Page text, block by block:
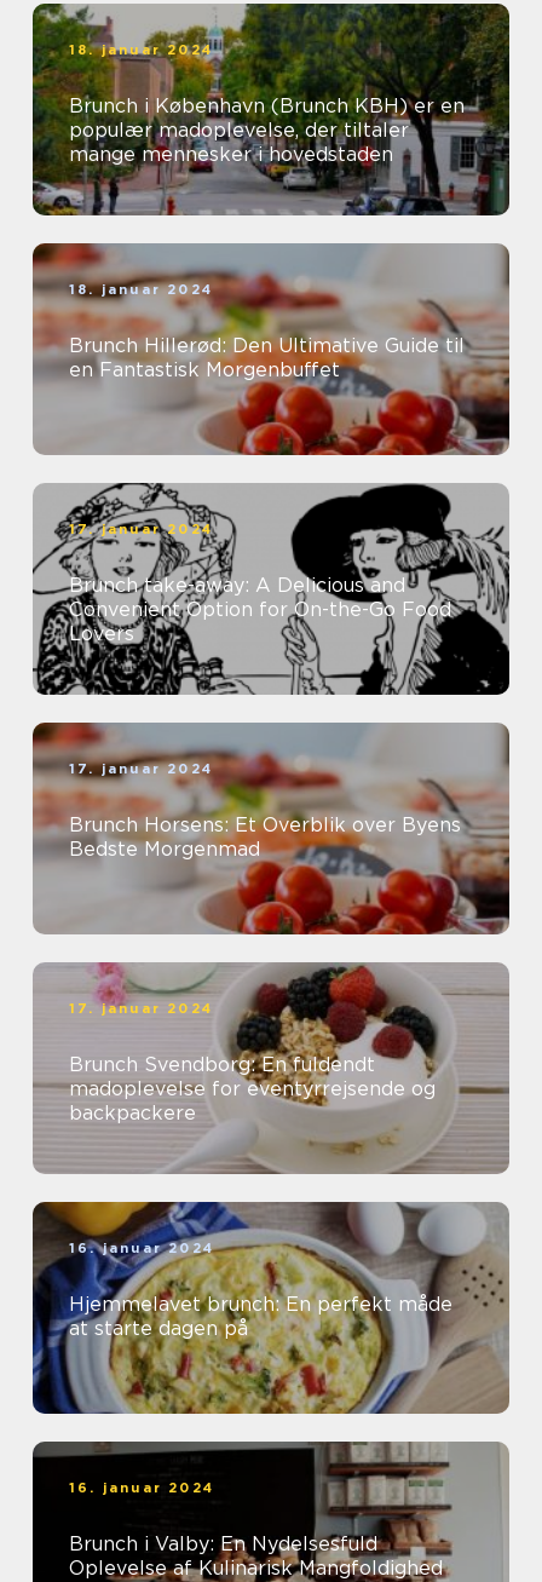
18. januar 2024
Brunch i København (Brunch KBH) er en
populær madoplevelse, der tiltaler
mange mennesker i hovedstaden
18. januar 2024
Brunch Hillerød: Den Ultimative Guide til
en Fantastisk Morgenbuffet
17. januar 2024
Brunch take-away: A Delicious and
Convenient Option for On-the-Go Food
Lovers
17. januar 2024
Brunch Horsens: Et Overblik over Byens
Bedste Morgenmad
17. januar 2024
Brunch Svendborg: En fuldendt
madoplevelse for eventyrrejsende og
backpackere
16. januar 2024
Hjemmelavet brunch: En perfekt måde
at starte dagen på
16. januar 2024
Brunch i Valby: En Nydelsesfuld
Oplevelse af Kulinarisk Mangfoldighed